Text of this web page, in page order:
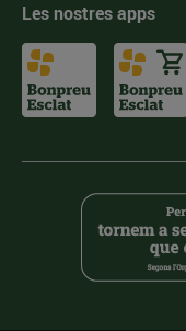
Les nostres apps